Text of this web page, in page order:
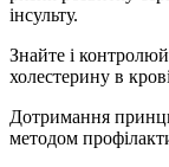
інсульту.
Знайте і
холестерину в
Дотримання
методом